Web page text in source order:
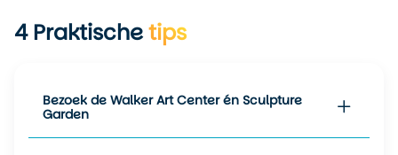
Dankzij de vele bomen en
het water blijft het klimaat
lente– vooral mei en
begin juni – is frisgroen en
4Praktischetips
Bezoek de Walker Art Center én Sculpture
Garden